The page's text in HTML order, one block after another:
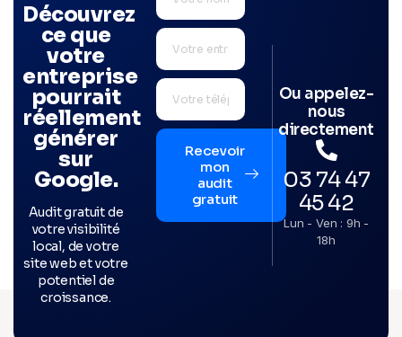
Découvrez
ce que
votre
entreprise
pourrait
réellement
générer
sur
Google.
Audit gratuit de
votre visibilité
local, de votre
site web et votre
potentiel de
croissance.
Recevoir
mon
audit
gratuit
Ou appelez-
nous
directement
03 74 47
45 42
Lun - Ven : 9h -
18h